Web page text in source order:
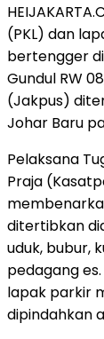
(PKL) dan
bertengger
Gundul RW
(Jakpus)
Johar Baru
Pelaksana
Praja
ditertibkan
uduk, bubur,
pedagang
lapak parkir
dipindahkan